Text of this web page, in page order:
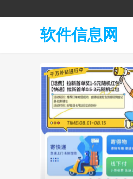
软件信息网